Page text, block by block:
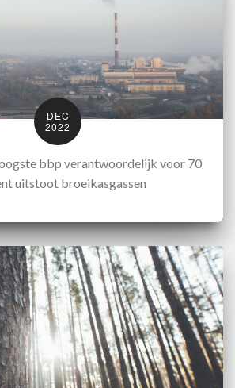
DEC
2022
bbp verantwoordelijk voor 70
uitstoot broeikasgassen